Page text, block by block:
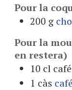
Pour la
200 g
Pour la
en restera)
10 cl
1 càs café